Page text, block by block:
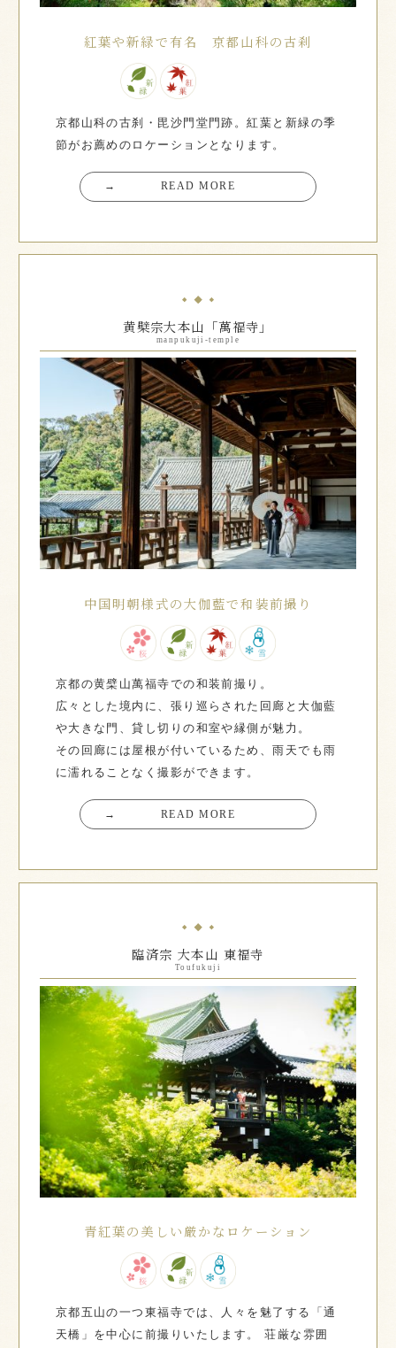
紅葉や新緑で有名 京都山科の古刹
京都山科の古刹・毘沙門堂門跡。紅葉と新緑の季
節がお薦めのロケーションとなります。
→ READ MORE
黄檗宗大本山「萬福寺」
manpukuji-temple
中国明朝様式の大伽藍で和装前撮り
京都の黄檗山萬福寺での和装前撮り。
広々とした境内に、張り巡らされた回廊と大伽藍
や大きな門、貸し切りの和室や縁側が魅力。
その回廊には屋根が付いているため、雨天でも雨
に濡れることなく撮影ができます。
→ READ MORE
臨済宗 大本山 東福寺
Toufukuji
青紅葉の美しい厳かなロケーション
京都五山の一つ東福寺では、人々を魅了する「通
天橋」を中心に前撮りいたします。 荘厳な雰囲